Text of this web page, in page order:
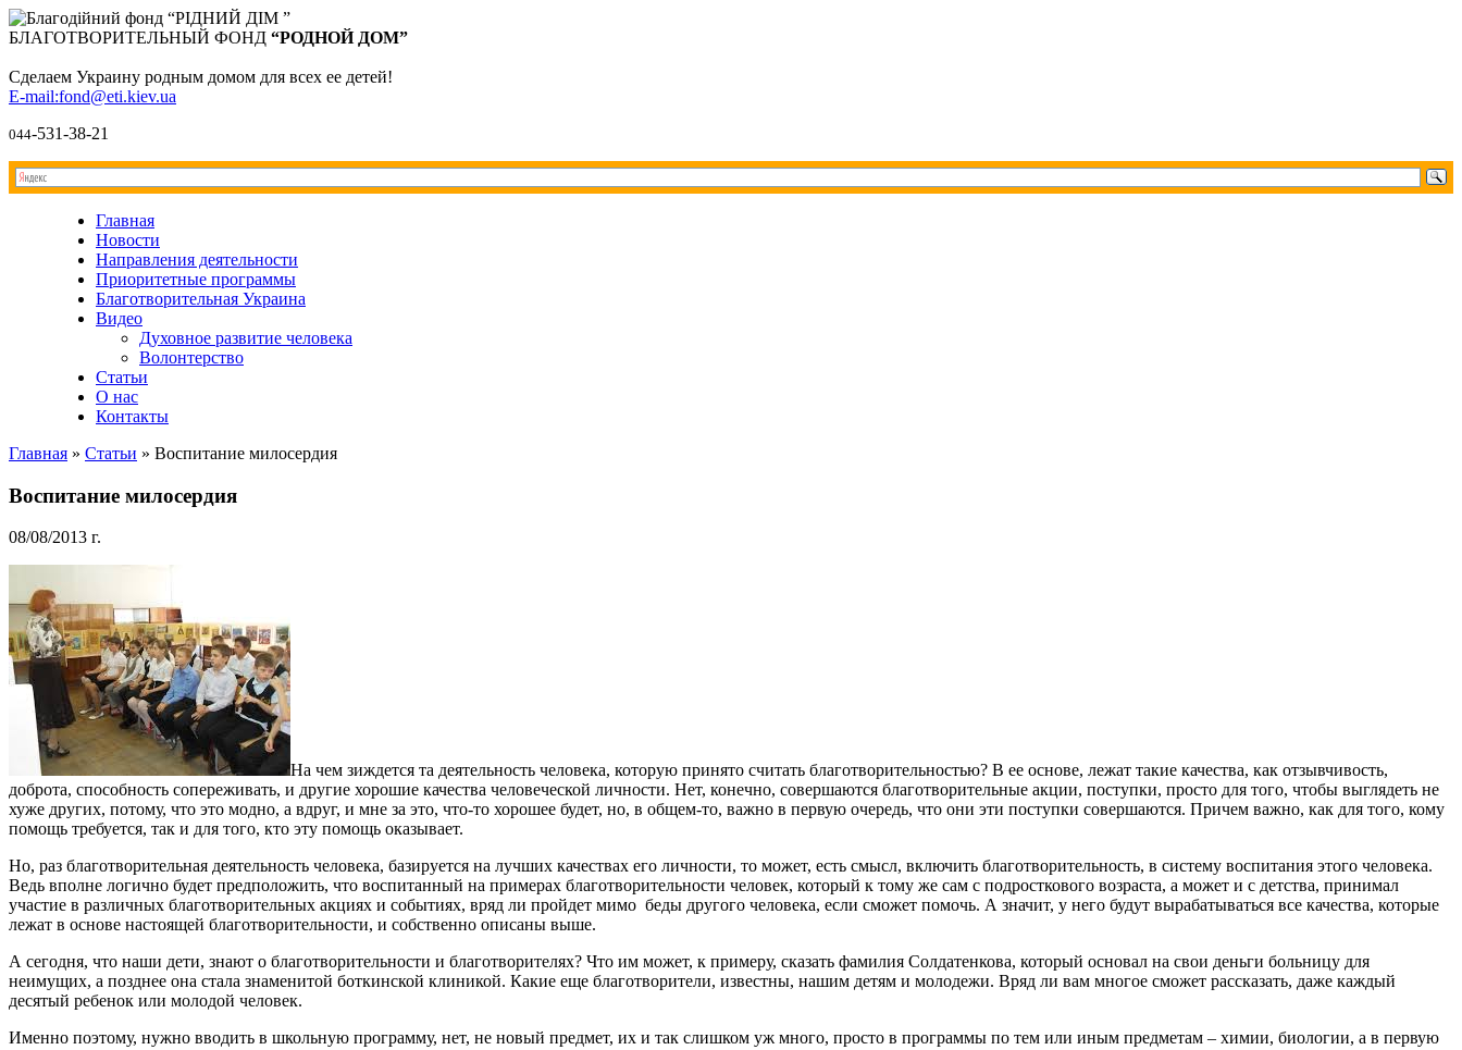
БЛАГОТВОРИТЕЛЬНЫЙ ФОНД “РОДНОЙ ДОМ”
Сделаем Украину родным домом для всех ее детей!
E-mail:fond@eti.kiev.ua
044-531-38-21
Главная
Новости
Направления деятельности
Приоритетные программы
Благотворительная Украина
Видео
Духовное развитие человека
Волонтерство
Статьи
О нас
Контакты
Главная » Статьи » Воспитание милосердия
Воспитание милосердия
08/08/2013 г.
На чем зиждется та деятельность человека, которую принято считать благотворительностью? В ее основе, лежат такие качества, как отзывчивость,
доброта, способность сопереживать, и другие хорошие качества человеческой личности. Нет, конечно, совершаются благотворительные акции, поступки, просто для того, чтобы выглядеть не
хуже других, потому, что это модно, а вдруг, и мне за это, что-то хорошее будет, но, в общем-то, важно в первую очередь, что они эти поступки совершаются. Причем важно, как для того, кому
помощь требуется, так и для того, кто эту помощь оказывает.
Но, раз благотворительная деятельность человека, базируется на лучших качествах его личности, то может, есть смысл, включить благотворительность, в систему воспитания этого человека.
Ведь вполне логично будет предположить, что воспитанный на примерах благотворительности человек, который к тому же сам с подросткового возраста, а может и с детства, принимал
участие в различных благотворительных акциях и событиях, вряд ли пройдет мимо беды другого человека, если сможет помочь. А значит, у него будут вырабатываться все качества, которые
лежат в основе настоящей благотворительности, и собственно описаны выше.
А сегодня, что наши дети, знают о благотворительности и благотворителях? Что им может, к примеру, сказать фамилия Солдатенкова, который основал на свои деньги больницу для
неимущих, а позднее она стала знаменитой боткинской клиникой. Какие еще благотворители, известны, нашим детям и молодежи. Вряд ли вам многое сможет рассказать, даже каждый
десятый ребенок или молодой человек.
Именно поэтому, нужно вводить в школьную программу, нет, не новый предмет, их и так слишком уж много, просто в программы по тем или иным предметам – химии, биологии, а в первую